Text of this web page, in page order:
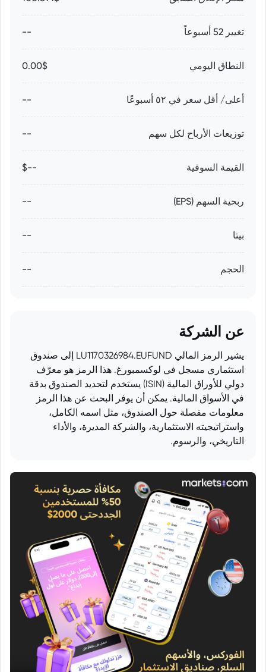
تغيير 52 أسبوعاً --
النطاق اليومي 0.00$
أعلى/ أقل سعر في ٥٢ أسبوعًا --
توزيعات الأرباح لكل سهم --
القيمة السوقية --$
ربحية السهم (EPS) --
بيتا --
الحجم --
عن الشركة
يشير الرمز المالي LU1170326984.EUFUND إلى صندوق
استثماري مسجل في لوكسمبورغ. هذا الرمز هو معرّف
دولي للأوراق المالية (ISIN) يستخدم لتحديد الصندوق بدقة
في الأسواق المالية. يمكن أن يوفر البحث عن هذا الرمز
معلومات مفصلة حول الصندوق، مثل اسمه الكامل،
واستراتيجيته الاستثمارية، والشركة المديرة، والأداء
التاريخي، والرسوم.